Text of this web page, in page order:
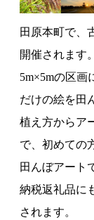
田原本町で、
開催されます。
5m×5mの区画
だけの絵を田
植え方からア
で、初めての
田んぼアート
納税返礼品に
されます。